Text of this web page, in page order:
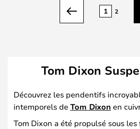
Précédent
1 2
Tom Dixon
Découvrez les pendentifs
intemporels deTom Dixon en
Tom Dixon a été propulsé sous